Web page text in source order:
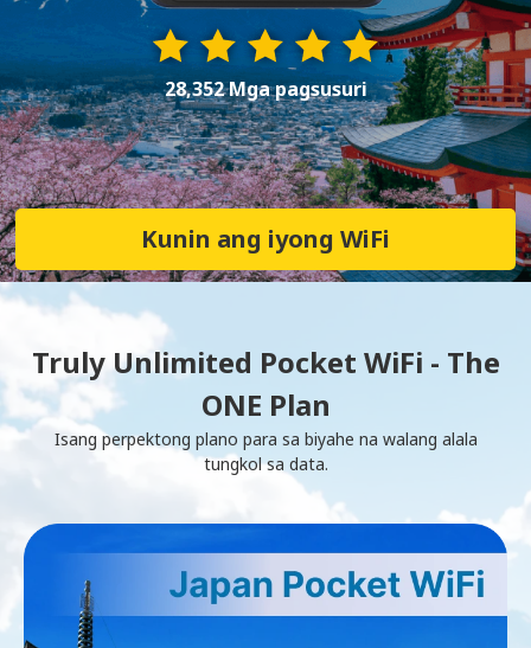
28,352 Mga pagsusuri
Kunin ang iyong WiFi
Truly Unlimited Pocket WiFi - The
ONE Plan
Isang perpektong plano para sa biyahe na walang alala
tungkol sa data.